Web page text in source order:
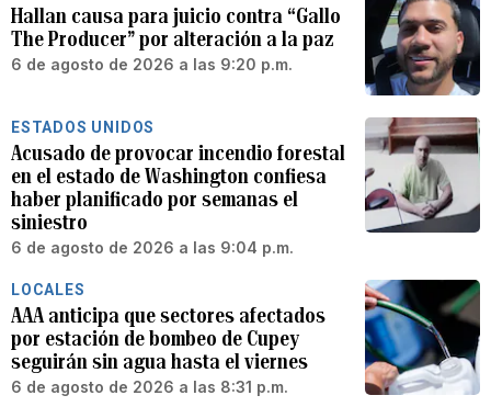
Hallan causa para juicio contra “Gallo
The Producer” por alteración a la paz
6 de agosto de 2026 a las 9:20 p.m.
ESTADOS UNIDOS
Acusado de provocar incendio forestal
en el estado de Washington confiesa
haber planificado por semanas el
siniestro
6 de agosto de 2026 a las 9:04 p.m.
LOCALES
AAA anticipa que sectores afectados
por estación de bombeo de Cupey
seguirán sin agua hasta el viernes
6 de agosto de 2026 a las 8:31 p.m.